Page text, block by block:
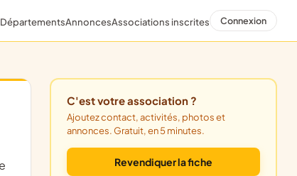
DépartementsAnnoncesAssociations inscrites Connexion
C'est votre association ?
Ajoutez contact, activités, photos et
annonces. Gratuit, en 5 minutes.
Revendiquer la fiche